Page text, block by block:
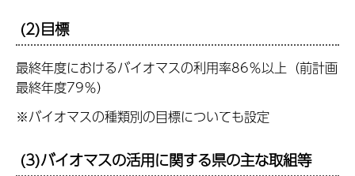
(2)目標
最終年度におけるバイオマスの利用率86％以上（前計画
最終年度79％）
※バイオマスの種類別の目標についても設定
(3)バイオマスの活用に関する県の主な取組等